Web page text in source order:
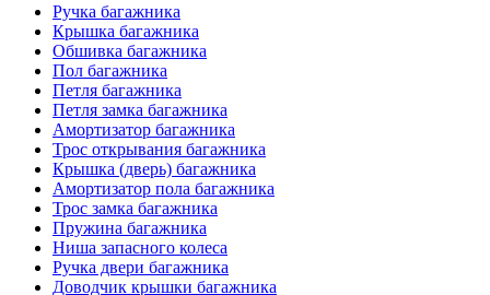
Ручка багажника
Крышка багажника
Обшивка багажника
Пол багажника
Петля багажника
Петля замка багажника
Амортизатор багажника
Трос открывания багажника
Крышка (дверь) багажника
Амортизатор пола багажника
Трос замка багажника
Пружина багажника
Ниша запасного колеса
Ручка двери багажника
Доводчик крышки багажника